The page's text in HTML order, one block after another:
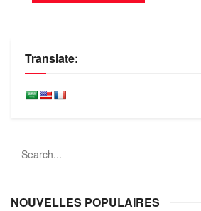
Translate:
NOUVELLES POPULAIRES